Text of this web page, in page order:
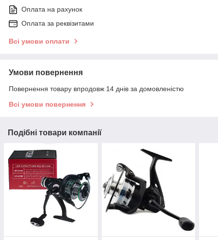
Оплата на рахунок
Оплата за реквізитами
Всі умови оплати
Умови повернення
Повернення товару впродовж 14 днів за домовленістю
Всі умови повернення
Подібні товари компанії